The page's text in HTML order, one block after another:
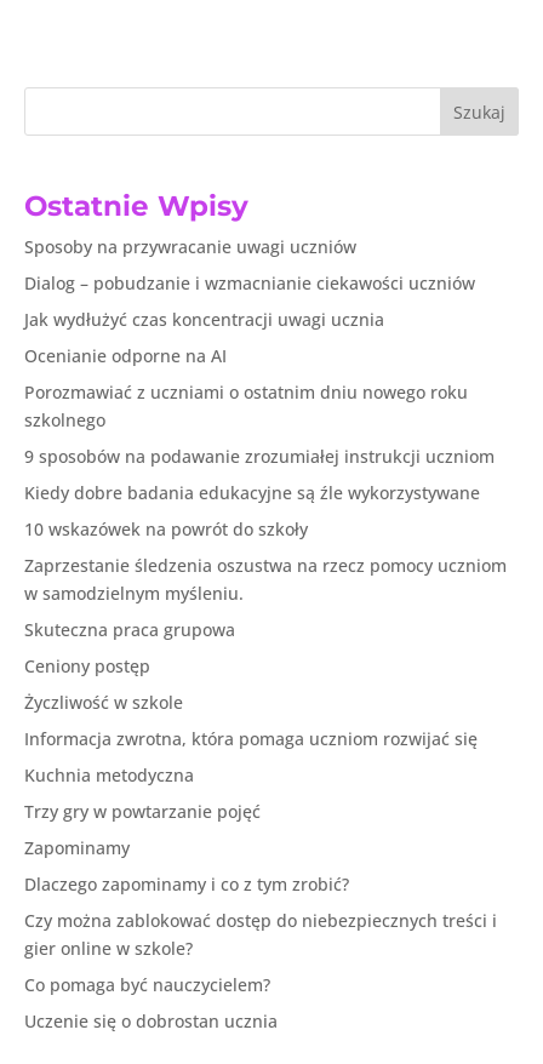
Szukaj
Ostatnie Wpisy
Sposoby na przywracanie uwagi uczniów
Dialog – pobudzanie i wzmacnianie ciekawości uczniów
Jak wydłużyć czas koncentracji uwagi ucznia
Ocenianie odporne na AI
Porozmawiać z uczniami o ostatnim dniu nowego roku
szkolnego
9 sposobów na podawanie zrozumiałej instrukcji uczniom
Kiedy dobre badania edukacyjne są źle wykorzystywane
10 wskazówek na powrót do szkoły
Zaprzestanie śledzenia oszustwa na rzecz pomocy uczniom
w samodzielnym myśleniu.
Skuteczna praca grupowa
Ceniony postęp
Życzliwość w szkole
Informacja zwrotna, która pomaga uczniom rozwijać się
Kuchnia metodyczna
Trzy gry w powtarzanie pojęć
Zapominamy
Dlaczego zapominamy i co z tym zrobić?
Czy można zablokować dostęp do niebezpiecznych treści i
gier online w szkole?
Co pomaga być nauczycielem?
Uczenie się o dobrostan ucznia